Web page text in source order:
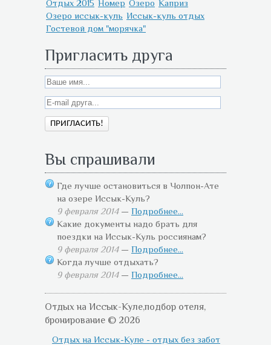
Отдых 2015 Номер Озеро Каприз
Озеро иссык-куль Иссык-куль отдых
Гостевой дом "морячка"
Пригласить друга
Вы спрашивали
Где лучше остановиться в Чолпон-Ате
на озере Иссык-Куль?
9 февраля 2014— Подробнее...
Какие документы надо брать для
поездки на Иссык-Куль россиянам?
9 февраля 2014— Подробнее...
Когда лучше отдыхать?
9 февраля 2014— Подробнее...
Отдых на Иссык-Куле,подбор отеля,
бронирование © 2026
Отдых на Иссык-Куле - отдых без забот